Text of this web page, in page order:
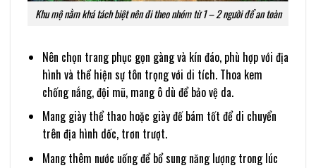
Khu mộ nằm khá tách biệt nên đi theo nhóm từ 1 – 2 người để an toàn
Nên chọn trang phục gọn gàng và kín đáo, phù hợp với địa
hình và thể hiện sự tôn trọng với di tích. Thoa kem
chống nắng, đội mũ, mang ô dù để bảo vệ da.
Mang giày thể thao hoặc giày đế bám tốt để di chuyển
trên địa hình dốc, trơn trượt.
Mang thêm nước uống để bổ sung năng lượng trong lúc